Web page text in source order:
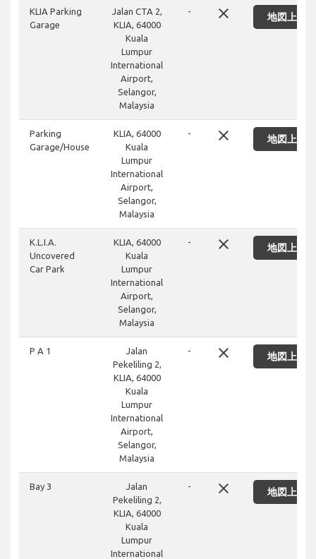
KLIA Parking
Garage
Jalan CTA 2,
KLIA, 64000
Kuala
Lumpur
International
Airport,
Selangor,
Malaysia
- close 地図上に
Parking
Garage/House
KLIA, 64000
Kuala
Lumpur
International
Airport,
Selangor,
Malaysia
- close 地図上に
K.L.I.A.
Uncovered
Car Park
KLIA, 64000
Kuala
Lumpur
International
Airport,
Selangor,
Malaysia
- close 地図上に
P A 1
Jalan
Pekeliling 2,
KLIA, 64000
Kuala
Lumpur
International
Airport,
Selangor,
Malaysia
- close 地図上に
Bay 3
Jalan
Pekeliling 2,
KLIA, 64000
Kuala
Lumpur
International
- close 地図上に